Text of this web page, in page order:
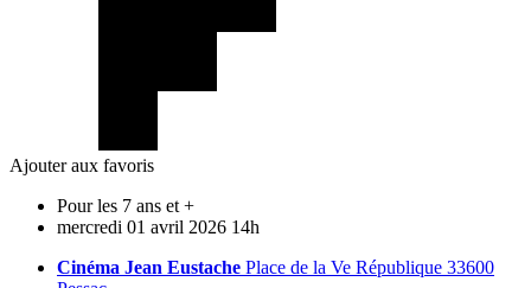
Ajouter aux favoris
Pour les 7 ans et +
mercredi 01 avril 2026 14h
Cinéma Jean Eustache Place de la Ve République 33600